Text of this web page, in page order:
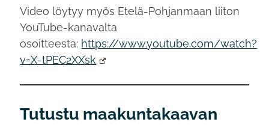
Video löytyy myös Etelä-Pohjanmaan liiton
YouTube-kanavalta
osoitteesta: https://www.youtube.com/watch?
v=X-tPEC2XXsk
Tutustu maakuntakaavan